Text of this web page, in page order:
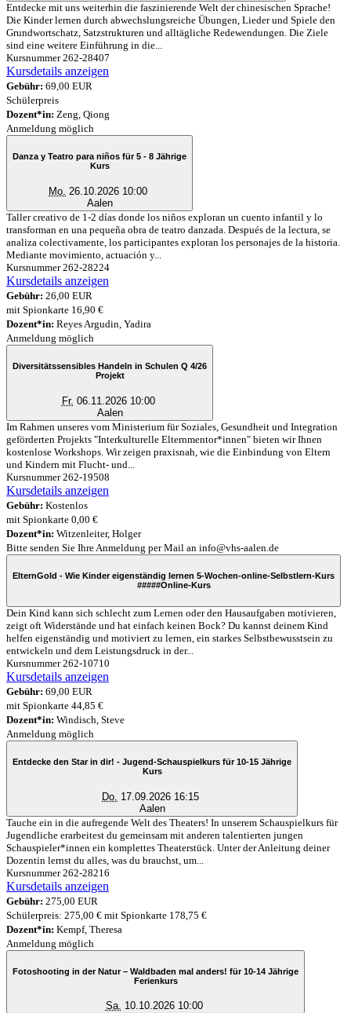
Entdecke mit uns weiterhin die faszinierende Welt der chinesischen Sprache!
Die Kinder lernen durch abwechslungsreiche Übungen, Lieder und Spiele den
Grundwortschatz, Satzstrukturen und alltägliche Redewendungen. Die Ziele
sind eine weitere Einführung in die...
Kursnummer 262-28407
Kursdetails anzeigen
Gebühr: 69,00 EUR
Schülerpreis
Dozent*in: Zeng, Qiong
Anmeldung möglich
Danza y Teatro para niños für 5 - 8 Jährige
Kurs
Mo. 26.10.2026 10:00
Aalen
Taller creativo de 1-2 días donde los niños exploran un cuento infantil y lo
transforman en una pequeña obra de teatro danzada. Después de la lectura, se
analiza colectivamente, los participantes exploran los personajes de la historia.
Mediante movimiento, actuación y...
Kursnummer 262-28224
Kursdetails anzeigen
Gebühr: 26,00 EUR
mit Spionkarte 16,90 €
Dozent*in: Reyes Argudin, Yadira
Anmeldung möglich
Diversitätssensibles Handeln in Schulen Q 4/26
Projekt
Fr. 06.11.2026 10:00
Aalen
Im Rahmen unseres vom Ministerium für Soziales, Gesundheit und Integration
geförderten Projekts "Interkulturelle Elternmentor*innen" bieten wir Ihnen
kostenlose Workshops. Wir zeigen praxisnah, wie die Einbindung von Eltern
und Kindern mit Flucht- und...
Kursnummer 262-19508
Kursdetails anzeigen
Gebühr: Kostenlos
mit Spionkarte 0,00 €
Dozent*in: Witzenleiter, Holger
Bitte senden Sie Ihre Anmeldung per Mail an info@vhs-aalen.de
ElternGold - Wie Kinder eigenständig lernen 5-Wochen-online-Selbstlern-Kurs
#####Online-Kurs
Dein Kind kann sich schlecht zum Lernen oder den Hausaufgaben motivieren,
zeigt oft Widerstände und hat einfach keinen Bock? Du kannst deinem Kind
helfen eigenständig und motiviert zu lernen, ein starkes Selbstbewusstsein zu
entwickeln und dem Leistungsdruck in der...
Kursnummer 262-10710
Kursdetails anzeigen
Gebühr: 69,00 EUR
mit Spionkarte 44,85 €
Dozent*in: Windisch, Steve
Anmeldung möglich
Entdecke den Star in dir! - Jugend-Schauspielkurs für 10-15 Jährige
Kurs
Do. 17.09.2026 16:15
Aalen
Tauche ein in die aufregende Welt des Theaters! In unserem Schauspielkurs für
Jugendliche erarbeitest du gemeinsam mit anderen talentierten jungen
Schauspieler*innen ein komplettes Theaterstück. Unter der Anleitung deiner
Dozentin lernst du alles, was du brauchst, um...
Kursnummer 262-28216
Kursdetails anzeigen
Gebühr: 275,00 EUR
Schülerpreis: 275,00 € mit Spionkarte 178,75 €
Dozent*in: Kempf, Theresa
Anmeldung möglich
Fotoshooting in der Natur – Waldbaden mal anders! für 10-14 Jährige
Ferienkurs
Sa. 10.10.2026 10:00